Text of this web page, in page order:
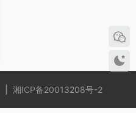
湘ICP备20013208号-2